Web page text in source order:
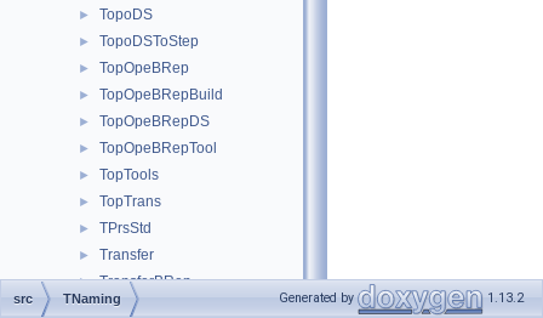
► TopoDS
► TopoDSToStep
► TopOpeBRep
► TopOpeBRepBuild
► TopOpeBRepDS
► TopOpeBRepTool
► TopTools
► TopTrans
► TPrsStd
► Transfer
► TransferBRep
► TShort
src TNaming Generated by 1.13.2